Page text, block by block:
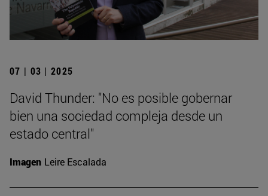
07 | 03 | 2025
David Thunder: "No es posible gobernar
bien una sociedad compleja desde un
estado central"
Imagen Leire Escalada